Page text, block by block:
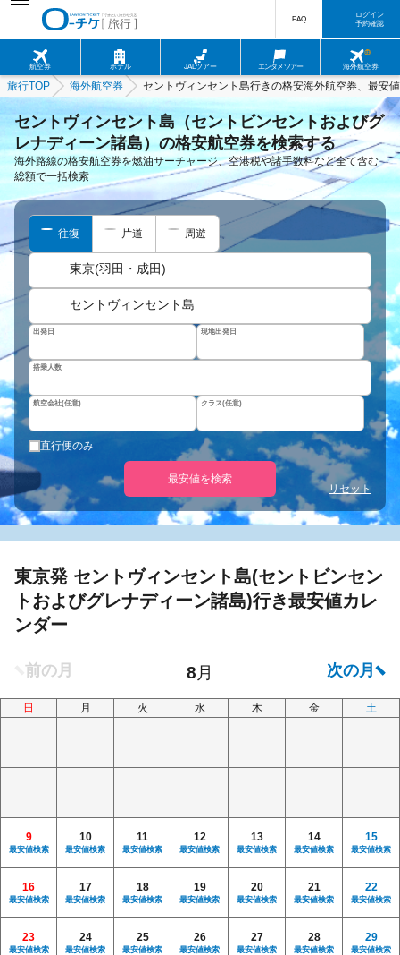
航空券 ホテル JALツアー エンタメツアー 海外航空券
FAQ
ログイン
予約確認
旅行TOP 海外航空券 セントヴィンセント島行きの格安海外航空券、最安
セントヴィンセント島（セントビンセントおよびグ
レナディーン諸島）の格安航空券を検索する
海外路線の格安航空券を燃油サーチャージ、空港税や諸手数料など全て含む
総額で一括検索
往復 片道 周遊
東京(羽田・成田)
セントヴィンセント島
出発日 現地出発日
搭乗人数
航空会社(任意) クラス(任意)
直行便のみ
最安値を検索
リセット
東京発 セントヴィンセント島(セントビンセン
トおよびグレナディーン諸島)行き最安値カレ
ンダー
日 月 火 水 木 金 土
9
最安値検索
10
最安値検索
11
最安値検索
12
最安値検索
13
最安値検索
14
最安値検索
15
最安値検索
16
最安値検索
17
最安値検索
18
最安値検索
19
最安値検索
20
最安値検索
21
最安値検索
22
最安値検索
23
最安値検索
24
最安値検索
25
最安値検索
26
最安値検索
27
最安値検索
28
最安値検索
29
最安値検索